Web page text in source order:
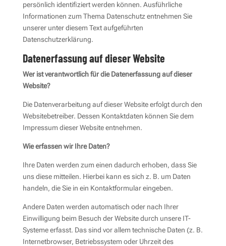
persönlich identifiziert werden können. Ausführliche
Informationen zum Thema Datenschutz entnehmen Sie
unserer unter diesem Text aufgeführten
Datenschutzerklärung.
Datenerfassung auf dieser Website
Wer ist verantwortlich für die Datenerfassung auf dieser
Website?
Die Datenverarbeitung auf dieser Website erfolgt durch den
Websitebetreiber. Dessen Kontaktdaten können Sie dem
Impressum dieser Website entnehmen.
Wie erfassen wir Ihre Daten?
Ihre Daten werden zum einen dadurch erhoben, dass Sie
uns diese mitteilen. Hierbei kann es sich z. B. um Daten
handeln, die Sie in ein Kontaktformular eingeben.
Andere Daten werden automatisch oder nach Ihrer
Einwilligung beim Besuch der Website durch unsere IT-
Systeme erfasst. Das sind vor allem technische Daten (z. B.
Internetbrowser, Betriebssystem oder Uhrzeit des